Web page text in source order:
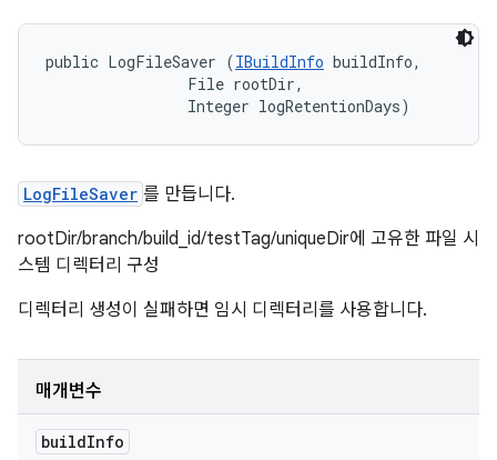
public LogFileSaver (IBuildInfo buildInfo,
                File rootDir,
                Integer logRetentionDays)
LogFileSaver 를 만듭니다.
rootDir/branch/build_id/testTag/uniqueDir에 고유한 파일 시
스템 디렉터리 구성
디렉터리 생성이 실패하면 임시 디렉터리를 사용합니다.
매개변수
buildInfo